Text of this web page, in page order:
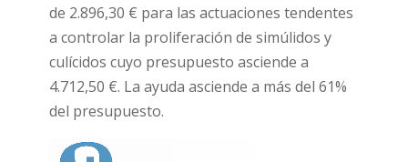
de 2.896,30 € para las actuaciones tendentes
a controlar la proliferación de simúlidos y
culícidos cuyo presupuesto asciende a
4.712,50 €. La ayuda asciende a más del 61%
del presupuesto.